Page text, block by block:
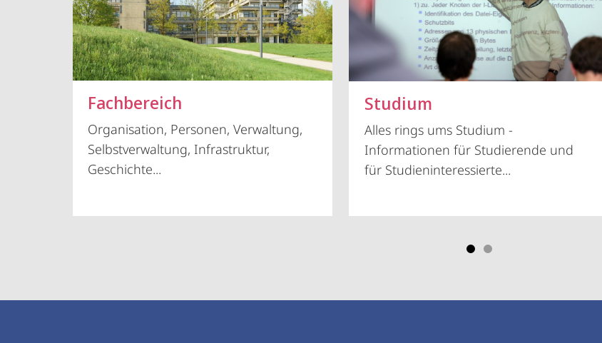
Fachbereich
Organisation, Personen, Verwaltung,
Selbstverwaltung, Infrastruktur,
Geschichte...
Studium
Alles rings ums Studium -
Informationen für Studierende und
für Studieninteressierte...
Vorblättern